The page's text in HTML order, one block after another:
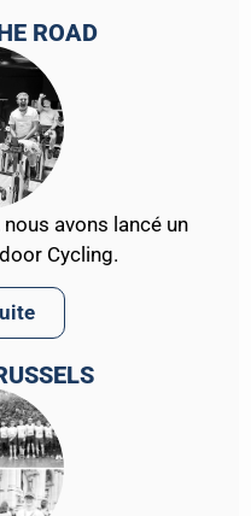
ROAD
avons lancé un
Cycling.